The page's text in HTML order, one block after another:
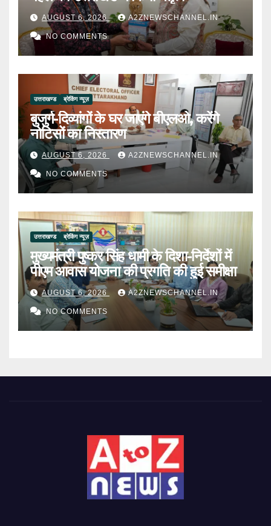
AUGUST 6, 2026 A2ZNEWSCHANNEL.IN
NO COMMENTS
उत्तराखण्ड ब्रेकिंग न्यूज़
बुजुर्ग-दिव्यांगों के घर जाएंगे बीएलओ, करेंगे
नोटिसों का निस्तारण
AUGUST 6, 2026 A2ZNEWSCHANNEL.IN
NO COMMENTS
उत्तराखण्ड ब्रेकिंग न्यूज़
मुख्यमंत्री पुष्कर सिंह धामी के दिशा-निर्देशों में
पीएम आवास योजना की प्रगति की हुई समीक्षा
AUGUST 6, 2026 A2ZNEWSCHANNEL.IN
NO COMMENTS